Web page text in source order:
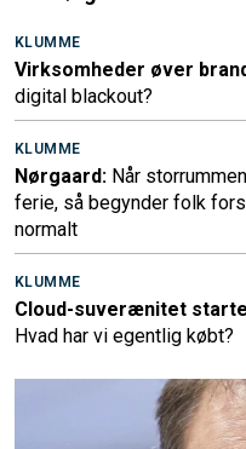
KLUMME
Virksomheder øver
digital blackout?
KLUMME
Nørgaard: Når
ferie, så begynder folk
normalt
KLUMME
Cloud-suverænitet
Hvad har vi egentlig købt?